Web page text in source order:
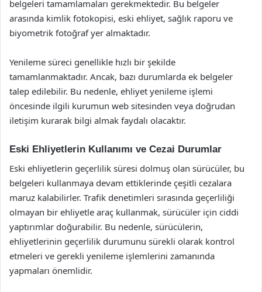
belgeleri tamamlamaları gerekmektedir. Bu belgeler
arasında kimlik fotokopisi, eski ehliyet, sağlık raporu ve
biyometrik fotoğraf yer almaktadır.
Yenileme süreci genellikle hızlı bir şekilde
tamamlanmaktadır. Ancak, bazı durumlarda ek belgeler
talep edilebilir. Bu nedenle, ehliyet yenileme işlemi
öncesinde ilgili kurumun web sitesinden veya doğrudan
iletişim kurarak bilgi almak faydalı olacaktır.
Eski Ehliyetlerin Kullanımı ve Cezai Durumlar
Eski ehliyetlerin geçerlilik süresi dolmuş olan sürücüler, bu
belgeleri kullanmaya devam ettiklerinde çeşitli cezalara
maruz kalabilirler. Trafik denetimleri sırasında geçerliliği
olmayan bir ehliyetle araç kullanmak, sürücüler için ciddi
yaptırımlar doğurabilir. Bu nedenle, sürücülerin,
ehliyetlerinin geçerlilik durumunu sürekli olarak kontrol
etmeleri ve gerekli yenileme işlemlerini zamanında
yapmaları önemlidir.